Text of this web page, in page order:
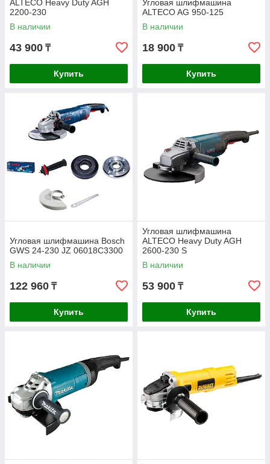
ALTECO Heavy Duty AGH
2200-230
В наличии
43 900 ₸
Купить
Угловая шлифмашина
ALTECO AG 950-125
В наличии
18 900 ₸
Купить
Угловая шлифмашина Bosch
GWS 24-230 JZ 06018C3300
В наличии
122 960 ₸
Купить
Угловая шлифмашина
ALTECO Heavy Duty AGH
2600-230 S
В наличии
53 900 ₸
Купить